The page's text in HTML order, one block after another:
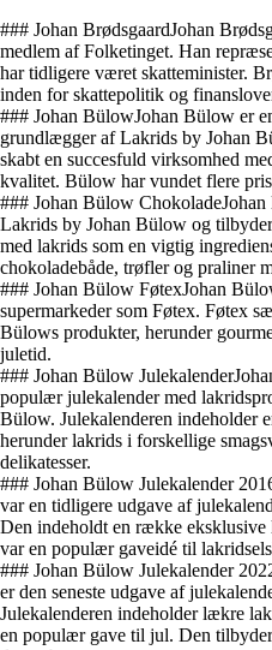
### Johan BrødsgaardJohan
medlem af Folketinget. Han
har tidligere været skatteminister.
inden for skattepolitik og
### Johan BülowJohan Bülow er
grundlægger af Lakrids by Johan
skabt en succesfuld virksomhed
kvalitet. Bülow har vundet flere
### Johan Bülow
Lakrids by Johan Bülow og
med lakrids som en vigtig
chokoladebåde, trøfler og praliner
### Johan Bülow FøtexJohan
supermarkeder som Føtex. Føtex
Bülows produkter, herunder
juletid.
### Johan Bülow
populær julekalender med
Bülow. Julekalenderen indeholder
herunder lakrids i forskellige
delikatesser.
### Johan Bülow Julekalender
var en tidligere udgave af
Den indeholdt en række
var en populær gaveidé til
### Johan Bülow Julekalender
er den seneste udgave af
Julekalenderen indeholder lækre
en populær gave til jul. Den